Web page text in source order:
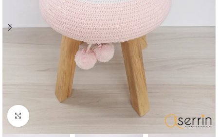
Click para agrandar